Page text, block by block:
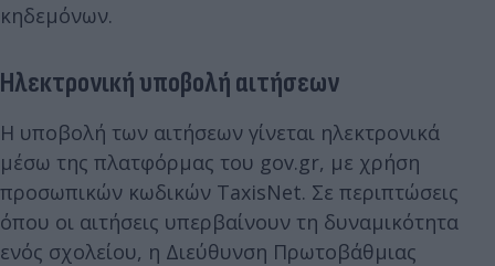
κηδεμόνων.
Ηλεκτρονική υποβολή αιτήσεων
Η υποβολή των αιτήσεων γίνεται ηλεκτρονικά
μέσω της πλατφόρμας του gov.gr, με χρήση
προσωπικών κωδικών TaxisNet. Σε περιπτώσεις
όπου οι αιτήσεις υπερβαίνουν τη δυναμικότητα
ενός σχολείου, η Διεύθυνση Πρωτοβάθμιας